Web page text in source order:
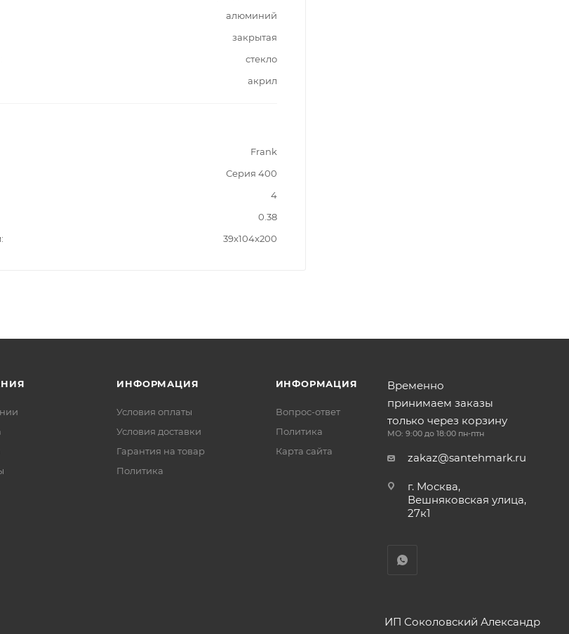
алюминий
закрытая
стекло
акрил
Frank
Серия 400
4
0.38
39x104x200
ИНФОРМАЦИЯ
Условия оплаты
Условия доставки
Гарантия на товар
Политика
ИНФОРМАЦИЯ
Вопрос-ответ
Политика
Карта сайта
Временно
принимаем заказы
только через корзину
МО: 9:00 до 18:00 пн-птн
zakaz@santehmark.ru
г. Москва,
Вешняковская улица,
27к1
ИП Соколовский Александр